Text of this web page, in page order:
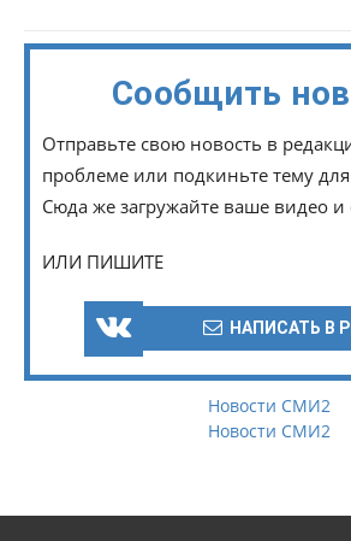
Сообщить
Отправьте свою новость в
проблеме или подкиньте тему
Сюда же загружайте ваше видео и
ИЛИ ПИШИТЕ
НАПИСАТЬ В
Новости СМИ2
Новости СМИ2